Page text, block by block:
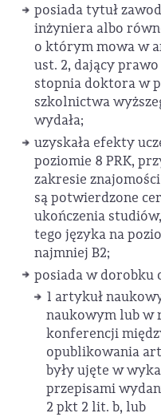
posiada tytuł
inżyniera albo
o którym mowa w
ust. 2, dający
stopnia doktora w
szkolnictwa
wydała;
uzyskała efekty
poziomie 8 PRK,
zakresie
są potwierdzone
ukończenia
tego języka na
najmniej B2;
posiada w dorobku
1 artykuł
naukowym lub w
konferencji
opublikowania
były ujęte w
przepisami
2 pkt 2 lit. b, lub